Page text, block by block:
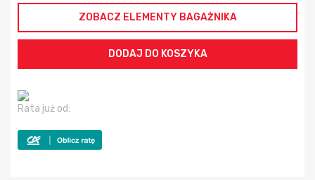
ZOBACZ ELEMENTY BAGAŻNIKA
Rata już od: